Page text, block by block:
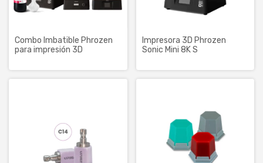
Combo Imbatible Phrozen
para impresión 3D
Impresora 3D Phrozen
Sonic Mini 8K S